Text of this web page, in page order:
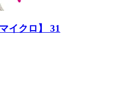
イクロ】 31